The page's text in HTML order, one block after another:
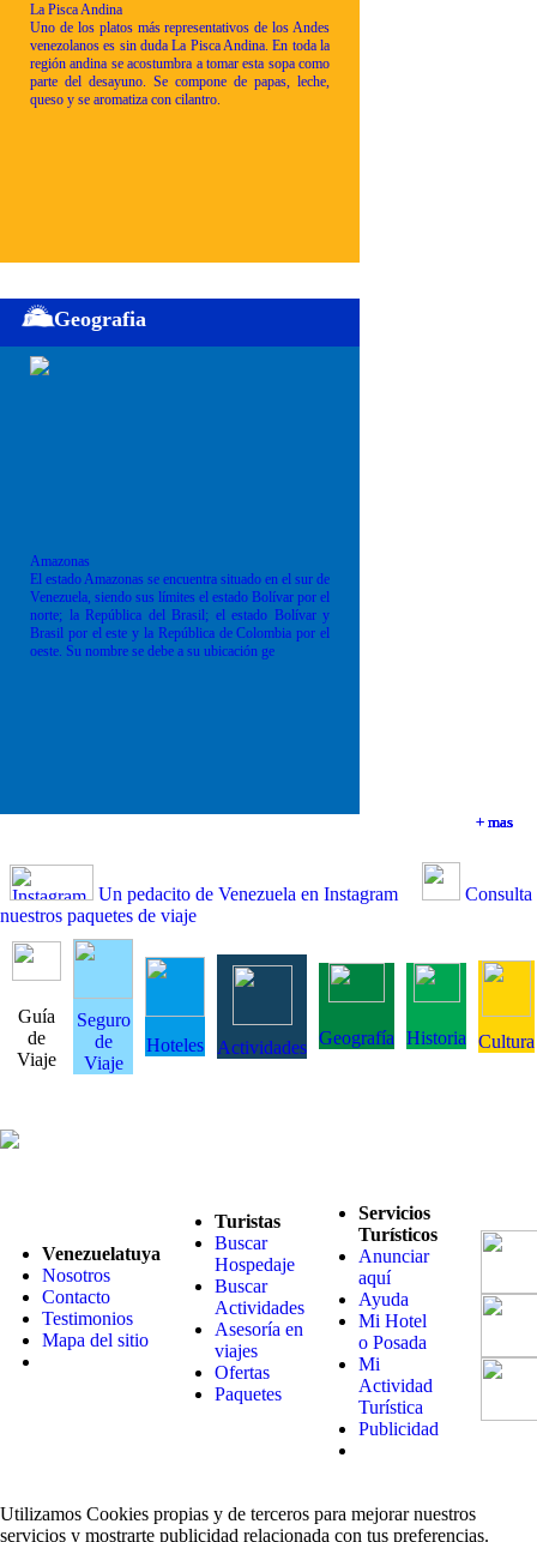
+ mas
+ mas
La Pisca Andina
Uno de los platos más representativos de los Andes
venezolanos es sin duda La Pisca Andina. En toda la
región andina se acostumbra a tomar esta sopa como
parte del desayuno. Se compone de papas, leche,
queso y se aromatiza con cilantro.
+ mas
Geografia
Amazonas
El estado Amazonas se encuentra situado en el sur de
Venezuela, siendo sus límites el estado Bolívar por el
norte; la República del Brasil; el estado Bolívar y
Brasil por el este y la República de Colombia por el
oeste. Su nombre se debe a su ubicación ge
+ mas
Un pedacito de Venezuela en Instagram
Consulta
nuestros paquetes de viaje
Guía
de
Viaje
Seguro
de
Viaje
Hoteles Actividades Geografía Historia Cultura
Venezuelatuya
Nosotros
Contacto
Testimonios
Mapa del sitio
Turistas
Buscar
Hospedaje
Buscar
Actividades
Asesoría en
viajes
Ofertas
Paquetes
Servicios
Turísticos
Anunciar
aquí
Ayuda
Mi Hotel
o Posada
Mi
Actividad
Turística
Publicidad
Utilizamos Cookies propias y de terceros para mejorar nuestros
servicios y mostrarte publicidad relacionada con tus preferencias.